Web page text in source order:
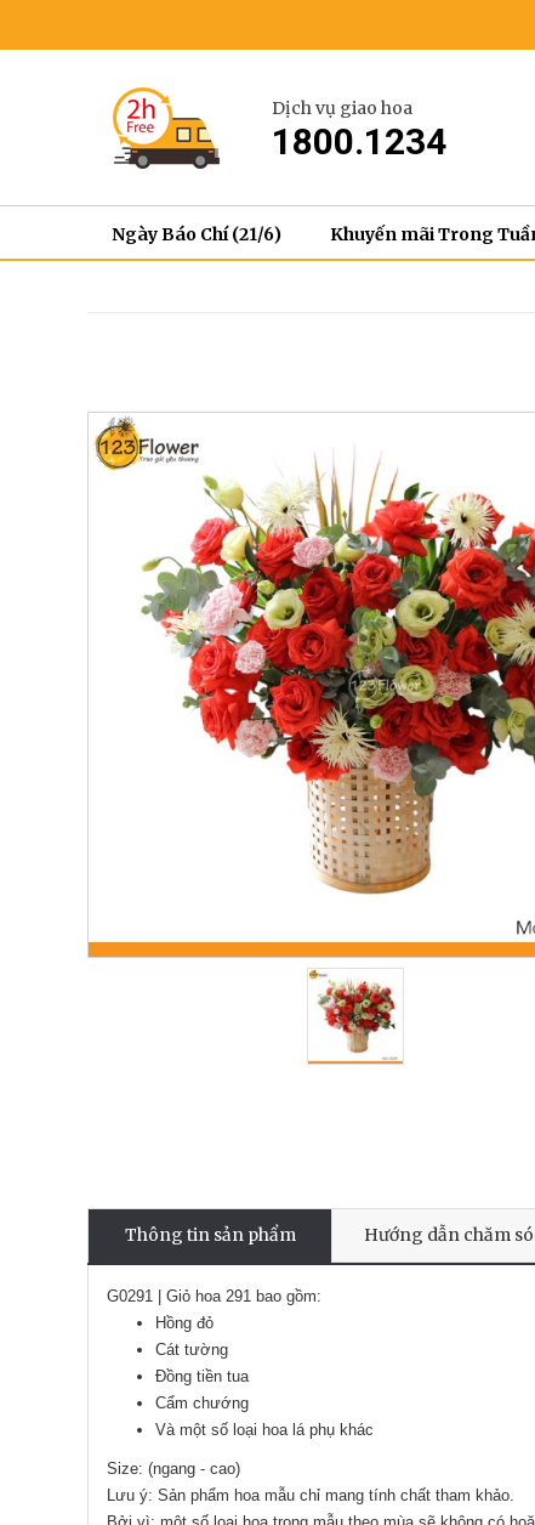
Dịch vụ giao hoa
1800.1234
Ngày Báo Chí (21/6) Khuyến mãi Trong
Thông tin sản phẩm Hướng dẫn chăm
G0291 | Giỏ hoa 291 bao gồm:
Hồng đỏ
Cát tường
Đồng tiền tua
Cẩm chướng
Và một số loại hoa lá phụ khác
Size: (ngang - cao)
Lưu ý: Sản phẩm hoa mẫu chỉ mang tính chất tham khảo.